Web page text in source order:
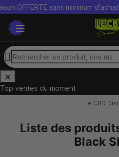
OFFERTE sans minimum
Top ventes du moment
Le CBD
Liste des
Black